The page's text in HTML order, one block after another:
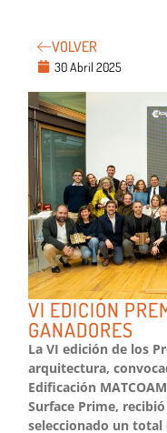
VOLVER
30 Abril 2025
VI EDICIÓN
GANADORES
La VI edición de los
arquitectura,
Edificación
Surface Prime,
seleccionado un